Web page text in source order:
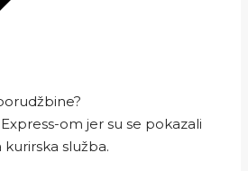
om jer su se pokazali
služba.